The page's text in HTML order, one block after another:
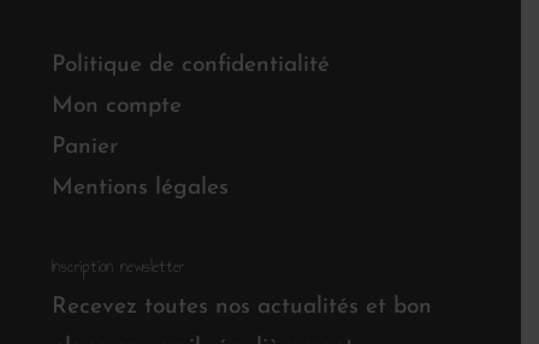
Politique de confidentialité
Mon compte
Panier
Mentions légales
Inscription newsletter
Recevez toutes nos actualités et bon